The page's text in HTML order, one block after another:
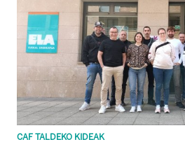
CAF TALDEKO KIDEAK